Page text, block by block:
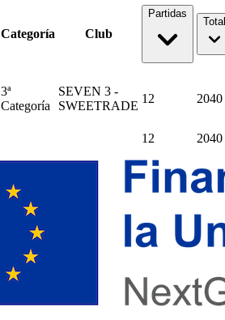
Categoría Club
Partidas
Total
3ª
Categoría
SEVEN 3 -
SWEETRADE
12 2040
12 2040